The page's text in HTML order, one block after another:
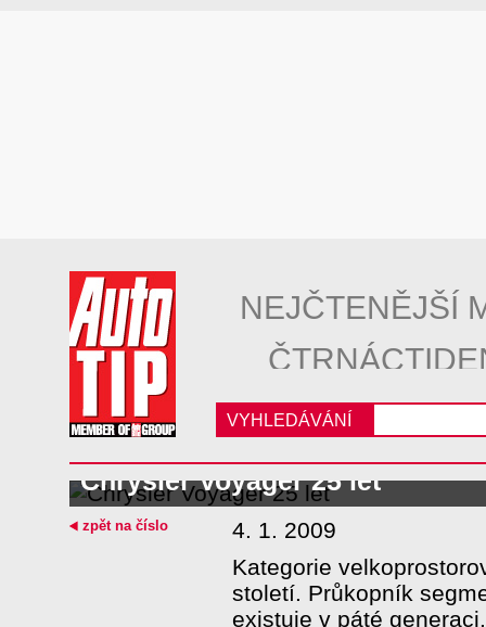
NEJČTENĚJŠÍ
VYHLEDÁVÁNÍ
Chrysler Voyager 25 let
4. 1. 2009
Kategorie
století. Průkopník
existuje v páté
zpět na číslo